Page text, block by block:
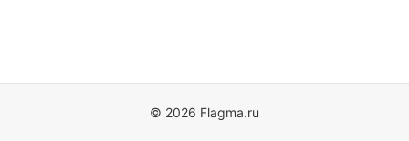
© 2026 Flagma.ru